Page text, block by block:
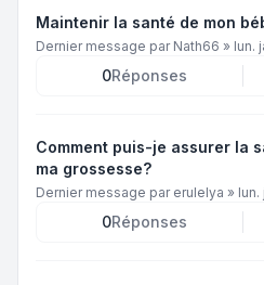
Maintenir la santé de mon
Dernier message par Nath66 » lun.
0Réponses
Comment puis-je assurer la
ma grossesse?
Dernier message par erulelya » lun.
0Réponses